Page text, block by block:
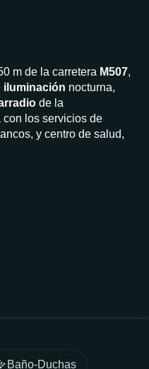
m de la carretera M507,
iluminación nocturna,
de la
con los servicios de
y centro de salud,
Baño-Duchas